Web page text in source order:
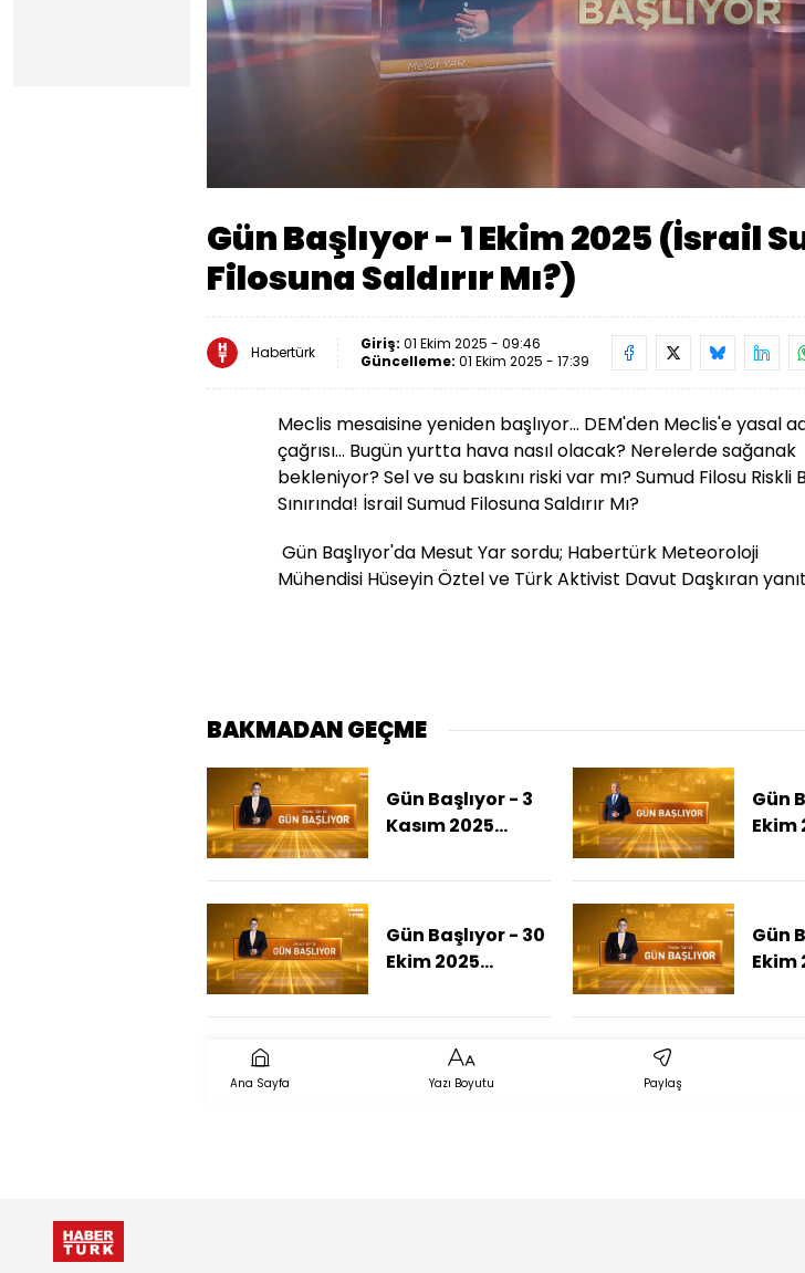
1080
Gün Başlıyor - 1 Ekim 2025 (İsrail
Filosuna Saldırır Mı?)
Habertürk Giriş: 01 Ekim 2025 - 09:46
Güncelleme: 01 Ekim 2025 - 17:39
Meclis mesaisine yeniden başlıyor... DEM'den Meclis'e yasal
çağrısı... Bugün yurtta hava nasıl olacak? Nerelerde sağanak
bekleniyor? Sel ve su baskını riski var mı? Sumud Filosu Riskli
Sınırında! İsrail Sumud Filosuna Saldırır Mı?
Gün Başlıyor'da Mesut Yar sordu; Habertürk Meteoroloji
Mühendisi Hüseyin Öztel ve Türk Aktivist Davut Daşkıran
BAKMADAN GEÇME
Gün Başlıyor - 3
Kasım 2025
Son Anlarında Ne
Gün
Ekim
Gün Başlıyor - 30
Ekim 2025
Bina Yıkıldı)
Gün
Ekim
Neler
Ana Sayfa Yazı Boyutu Paylaş